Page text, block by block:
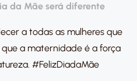
da Mãe será diferente
a todas as mulheres que
a maternidade é a força
#FelizDiadaMãe